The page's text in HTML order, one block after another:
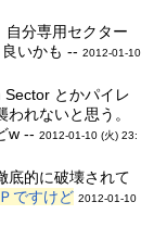
自分専用セクター
良いかも --2012-01-10
とかパイレ
れないと思う。
w --2012-01-10 (火) 23:
底的に破壊されて
ですけど 2012-01-10